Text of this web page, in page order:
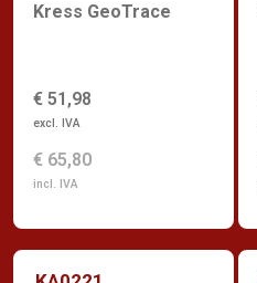
Kress GeoTrace
€ 51,98
excl. IVA
€ 65,80
incl. IVA